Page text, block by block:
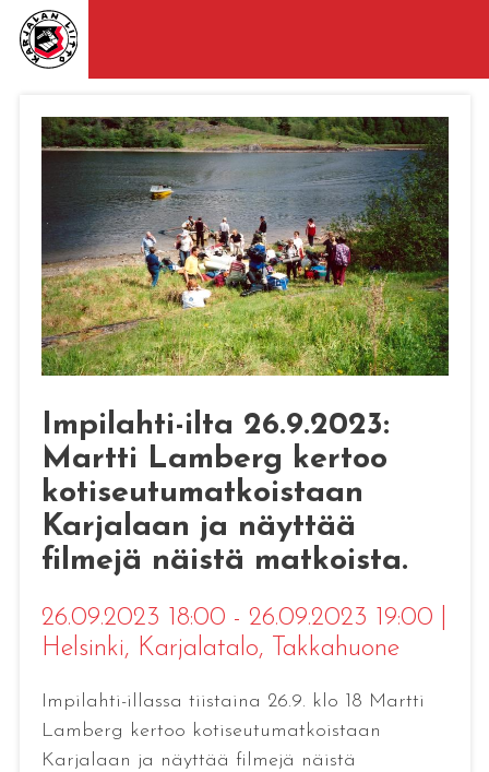
Impilahti-ilta 26.9.2023:
Martti Lamberg kertoo
kotiseutumatkoistaan
Karjalaan ja näyttää
filmejä näistä matkoista.
26.09.2023 18:00 - 26.09.2023 19:00
Helsinki, Karjalatalo, Takkahuone
Impilahti-illassa tiistaina 26.9. klo 18 Martti
Lamberg kertoo kotiseutumatkoistaan
Karjalaan ja näyttää filmejä näistä